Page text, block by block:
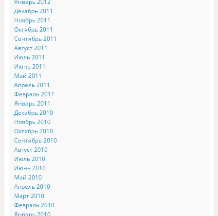
Декабрь 2011
Ноябрь 2011
Октябрь 2011
Сентябрь 2011
Август 2011
Июль 2011
Июнь 2011
Май 2011
Апрель 2011
Февраль 2011
Январь 2011
Декабрь 2010
Ноябрь 2010
Октябрь 2010
Сентябрь 2010
Август 2010
Июль 2010
Июнь 2010
Май 2010
Апрель 2010
Март 2010
Февраль 2010
Январь 2010